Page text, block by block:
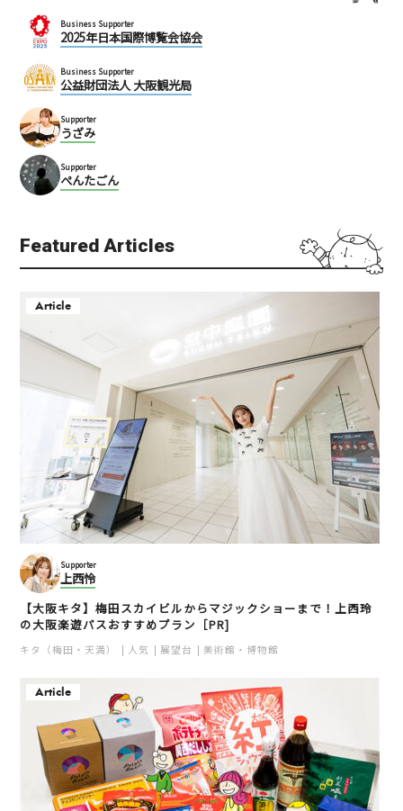
Business Supporter
2025年日本国際博覧会協会
Business Supporter
公益財団法人 大阪観光局
Supporter
うざみ
Supporter
ぺんたごん
Featured Articles
Article
Supporter
上西怜
【大阪キタ】梅田スカイビルからマジックショーまで！上西玲
の大阪楽遊パスおすすめプラン［PR]
キタ（梅田・天満） 人気 展望台 美術館・博物館
Article